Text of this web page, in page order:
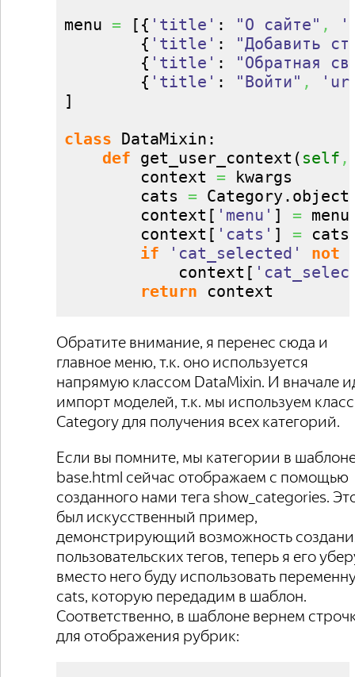
menu = [ { 'title' : "О сайте" ,
{ 'title' :
"Добавить
{ 'title' :
"Обратная
{ 'title' : "Войти" ,
]
class DataMixin:
def get_user_context ( self ,
context = kwargs
cats = Category.
context [ 'menu' ] = menu
context [ 'cats' ] = cats
if
'cat_selected' not
context [
return context
Обратите внимание, я перенес сюда и
главное меню, т.к. оно используется
напрямую классом DataMixin. И вначале
импорт моделей, т.к. мы используем класс
Category для получения всех категорий.
Если вы помните, мы категории в
base.html сейчас отображаем с помощью
созданного нами тега show_categories.
был искусственный пример,
демонстрирующий возможность
пользовательских тегов, теперь я его
вместо него буду использовать
cats, которую передадим в шаблон.
Соответственно, в шаблоне вернем
для отображения рубрик: